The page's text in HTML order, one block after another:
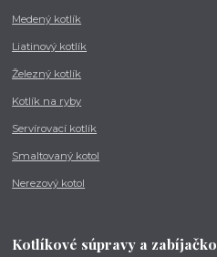
Medený kotlík
Liatinový kotlík
Železný kotlík
Kotlík na ryby
Servírovací kotlík
Smaltovaný kotol
Nerezový kotol
Kotlíkové súpravy a